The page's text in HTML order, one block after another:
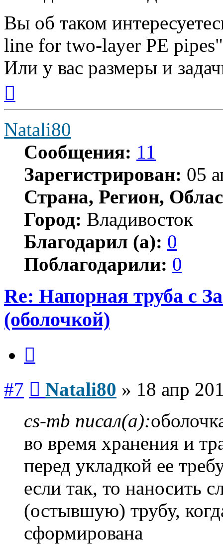
Вы об таком
line for two-layer PE
Или у вас размеры и
началу
Natali80
Сообщения: 11
Зарегистрирован: 05
Страна, Регион,
Город: Владивосток
Благодарил (а): 0
Поблагодарили: 0
Re: Напорная труба с
(оболочкой)
#7 Natali80 » 18 апр
cs-mb писал(а):
во время хранения и
перед укладкой ее
если так, то наносить
(остывшую) трубу,
сформирована